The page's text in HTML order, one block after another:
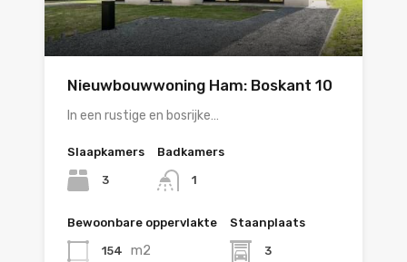
Nieuwbouwwoning Ham: Boskant 10
In een rustige en bosrijke…
Slaapkamers
3
Badkamers
1
Bewoonbare oppervlakte
154 m2
Staanplaats
3